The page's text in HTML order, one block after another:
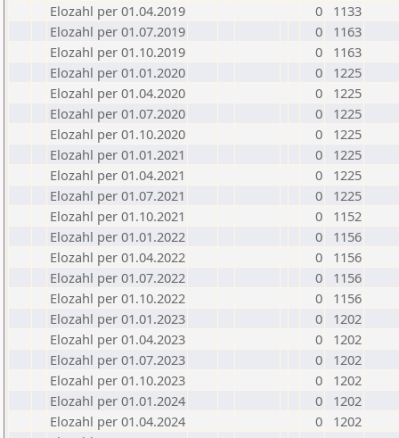
Elozahl per 01.04.2019
0
1133
Elozahl per 01.07.2019
0
1163
Elozahl per 01.10.2019
0
1163
Elozahl per 01.01.2020
0
1225
Elozahl per 01.04.2020
0
1225
Elozahl per 01.07.2020
0
1225
Elozahl per 01.10.2020
0
1225
Elozahl per 01.01.2021
0
1225
Elozahl per 01.04.2021
0
1225
Elozahl per 01.07.2021
0
1225
Elozahl per 01.10.2021
0
1152
Elozahl per 01.01.2022
0
1156
Elozahl per 01.04.2022
0
1156
Elozahl per 01.07.2022
0
1156
Elozahl per 01.10.2022
0
1156
Elozahl per 01.01.2023
0
1202
Elozahl per 01.04.2023
0
1202
Elozahl per 01.07.2023
0
1202
Elozahl per 01.10.2023
0
1202
Elozahl per 01.01.2024
0
1202
Elozahl per 01.04.2024
0
1202